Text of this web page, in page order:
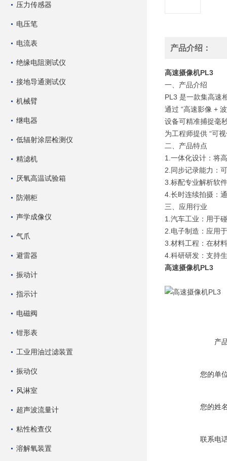
压力传感器
电压笔
电流表
绝缘电阻测试仪
接地导通测试仪
机械臂
继电器
低辐射涂层检测仪
精滤机
厌氧高温试验箱
防潮柜
声学成像仪
气爪
避雷器
振动计
指示计
电磁阀
钳形表
工业用油过滤装置
振动仪
风淋室
超声波流量计
粘性检查仪
溶解氧装置
产品介绍：
高速摄像机PL3
一、产品介绍
PL3 是一款集高速
通过 “高速影像 +
设备可精准捕捉毫
为工程师提供 “可
二、产品特点
1.一体化设计：将
2.同步记录能力：
3.标配专业解析软
4.长时连续拍摄：
三、应用行业
1.汽车工业：用于
2.电子制造：应用
3.材料工程：在材
4.科研研发：支持
高速摄像机PL3
产
您的单
您的姓
联系电